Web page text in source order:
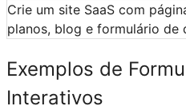
Crie um site SaaS com
planos, blog e formulário de
Exemplos de
Interativos